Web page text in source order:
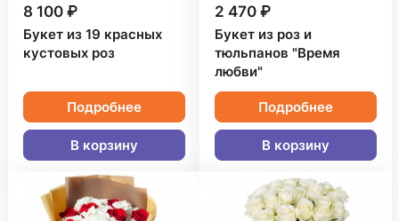
8 100 ₽
Букет из 19 красных
кустовых роз
Подробнее
В корзину
2 470 ₽
Букет из роз и
тюльпанов "Время
любви"
Подробнее
В корзину